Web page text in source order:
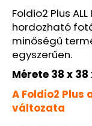
Foldio2 Plus
hordozható
minőségű
egyszerűen.
Mérete 38 x 38
A Foldio2
változata
l
j
u
k